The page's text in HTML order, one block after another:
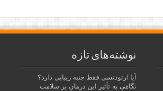
نوشته‌های تازه
آیا ارتودنسی فقط جنبه زیبایی دارد؟
نگاهی به تأثیر این درمان بر سلامت